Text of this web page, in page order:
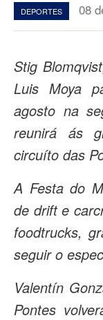
DEPORTES 08
Stig
Luis Moya
agosto na
reunirá ás
circuíto das
A Festa do
de drift e
foodtrucks,
seguir o
Valentín
Pontes